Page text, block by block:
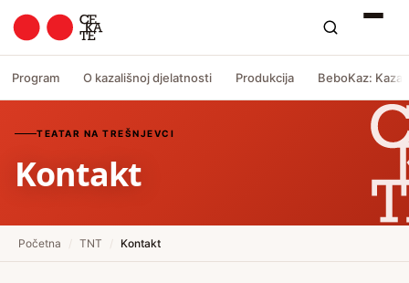
Program O kazališnoj djelatnosti Produkcija BeboKaz:
TEATAR NA TREŠNJEVCI
Kontakt
Početna TNT Kontakt